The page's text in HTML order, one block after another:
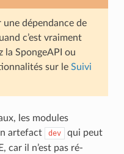
dépendance de
c’est vraiment
la SpongeAPI ou
sur le Suivi
les modules
artefact
dev
qui peut
car il n’est pas ré-